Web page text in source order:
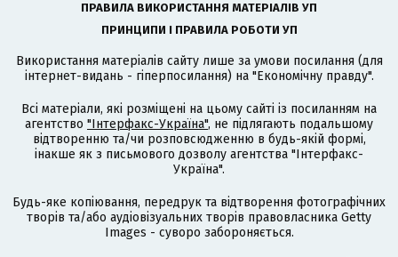
ПРАВИЛА ВИКОРИСТАННЯ МАТЕРІАЛІВ УП
ПРИНЦИПИ І ПРАВИЛА РОБОТИ УП
Використання матеріалів сайту лише за умови посилання (для
інтернет-видань - гіперпосилання) на "Економічну правду".
Всі матеріали, які розміщені на цьому сайті із посиланням на
агентство "Інтерфакс-Україна", не підлягають подальшому
відтворенню та/чи розповсюдженню в будь-якій формі,
інакше як з письмового дозволу агентства "Інтерфакс-
Україна".
Будь-яке копіювання, передрук та відтворення фотографічних
творів та/або аудіовізуальних творів правовласника Getty
Images - суворо забороняється.